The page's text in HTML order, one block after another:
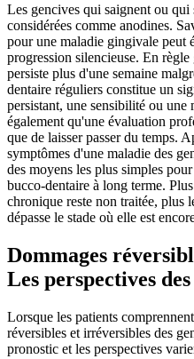
Les gencives qui saignent ou
considérées comme anodines.
pour une maladie gingivale peut
progression silencieuse. En
persiste plus d'une semaine
dentaire réguliers constitue un
persistant, une sensibilité ou une
également qu'une évaluation
que de laisser passer du temps.
symptômes d'une maladie des
des moyens les plus simples
bucco-dentaire à long terme.
chronique reste non traitée, plus
dépasse le stade où elle est
Dommages
Les perspectives
Lorsque les patients
réversibles et irréversibles des
pronostic et les perspectives